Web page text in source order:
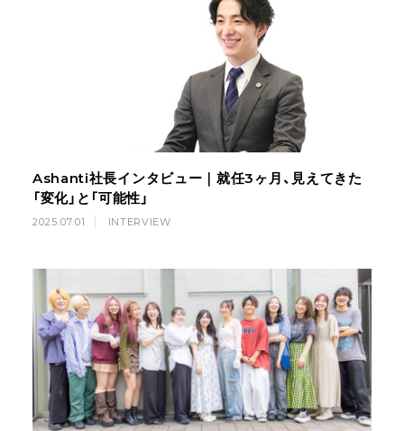
Ashanti社長インタビュー｜就任3ヶ月、見えてきた
「変化」と「可能性」
2025.07.01 INTERVIEW